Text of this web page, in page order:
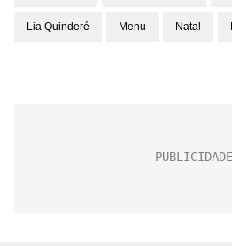
Lia Quinderé Menu Natal